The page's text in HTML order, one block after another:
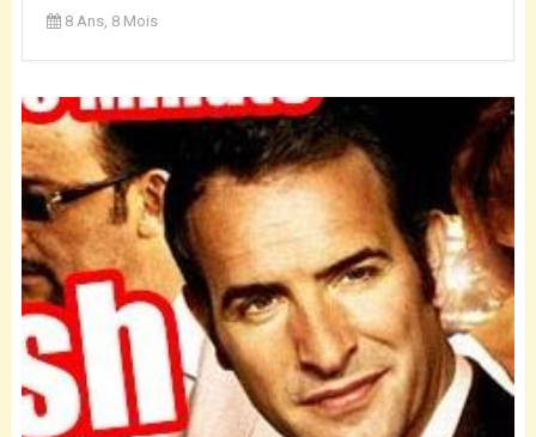
8 Ans, 8 Mois